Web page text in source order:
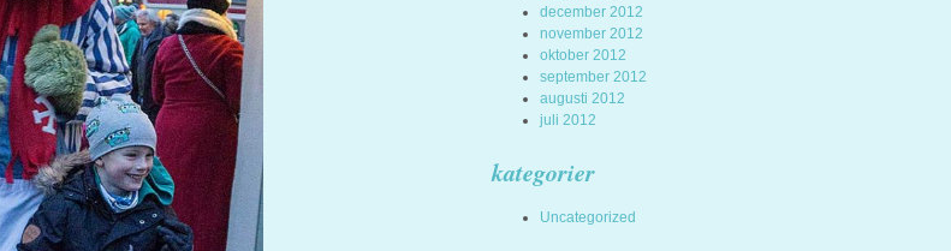
december 2012
november 2012
oktober 2012
september 2012
augusti 2012
juli 2012
kategorier
Uncategorized